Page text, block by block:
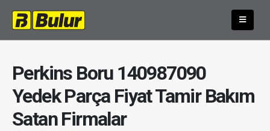
Perkins Boru 140987090
Yedek Parça Fiyat Tamir Bakım
Satan Firmalar